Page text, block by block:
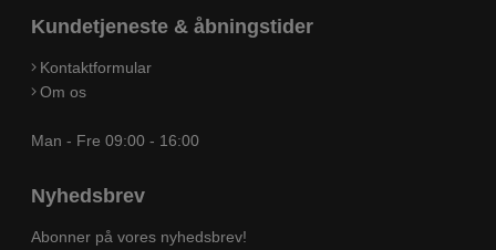
Kundetjeneste & åbningstider
Kontaktformular
Om os
Man - Fre 09:00 - 16:00
Nyhedsbrev
Abonner på vores nyhedsbrev!